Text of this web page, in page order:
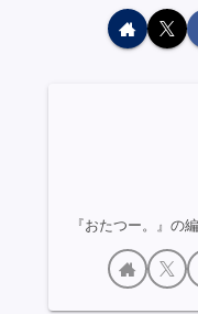
『おたつー。』の